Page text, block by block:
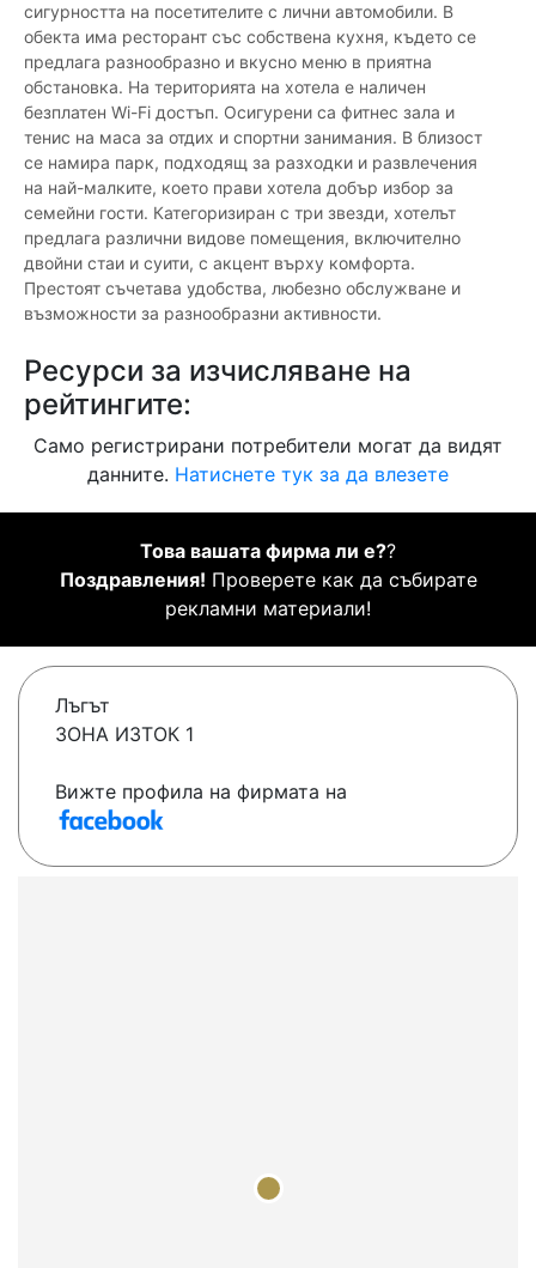
сигурността на посетителите с лични автомобили. В
обекта има ресторант със собствена кухня, където се
предлага разнообразно и вкусно меню в приятна
обстановка. На територията на хотела е наличен
безплатен Wi-Fi достъп. Осигурени са фитнес зала и
тенис на маса за отдих и спортни занимания. В близост
се намира парк, подходящ за разходки и развлечения
на най-малките, което прави хотела добър избор за
семейни гости. Категоризиран с три звезди, хотелът
предлага различни видове помещения, включително
двойни стаи и суити, с акцент върху комфорта.
Престоят съчетава удобства, любезно обслужване и
възможности за разнообразни активности.
Ресурси за изчисляване на
рейтингите:
Само регистрирани потребители могат да видят
данните. Натиснете тук за да влезете
Това вашата фирма ли е??
Поздравления! Проверете как да събирате
рекламни материали!
Лъгът
ЗОНА ИЗТОК 1
Вижте профила на фирмата на